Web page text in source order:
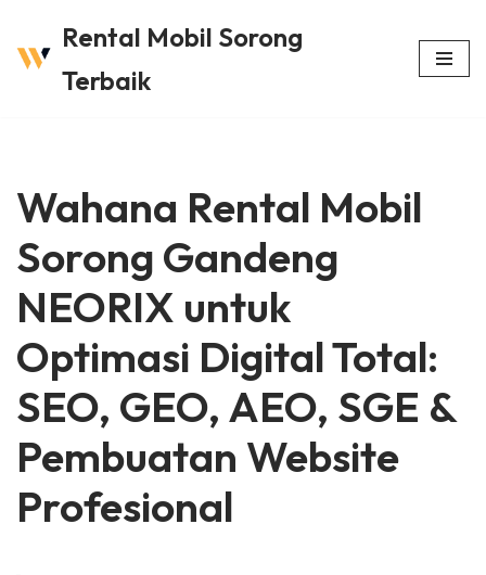
Lompat
Rental Mobil Sorong
Terbaik
Wahana Rental Mobil
Sorong Gandeng
NEORIX untuk
Optimasi Digital Total:
SEO, GEO, AEO, SGE &
Pembuatan Website
Profesional